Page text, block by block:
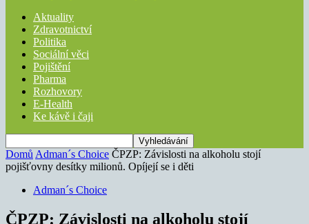
Aktuality
Zdravotnictví
Politika
Sociální věci
Pojištění
Pharma
Rozhovory
E-Health
Ke kávě i čaji
Domů Adman´s Choice ČPZP: Závislosti na alkoholu stojí
pojišťovny desítky milionů. Opíjejí se i děti
Adman´s Choice
ČPZP: Závislosti na alkoholu stojí